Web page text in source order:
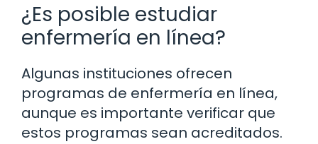
¿Es posible estudiar
enfermería en línea?
Algunas instituciones ofrecen
programas de enfermería en línea,
aunque es importante verificar que
estos programas sean acreditados.